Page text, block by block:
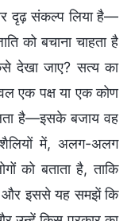
दृढ़ संकल्प लिया है—
को बचाना चाहता है
देखा जाए? सत्य का
एक पक्ष या एक कोण
है—इसके बजाय वह
में, अलग-अलग
को बताता है, ताकि
और इससे यह समझें कि